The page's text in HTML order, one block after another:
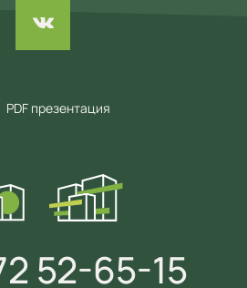
PDF презентация
52-65-15